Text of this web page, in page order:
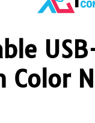
Color